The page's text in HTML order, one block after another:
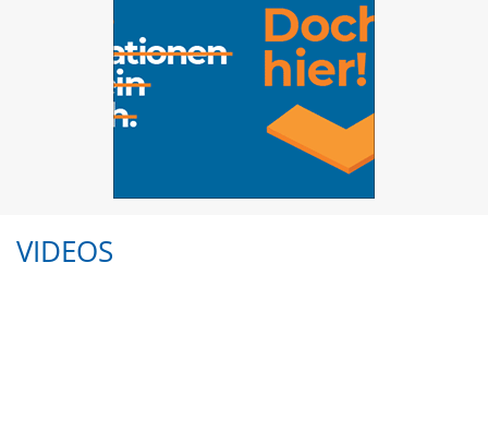
VIDEOS